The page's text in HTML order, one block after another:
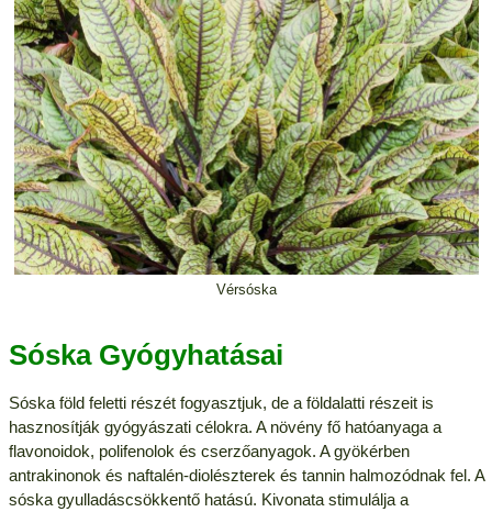
Vérsóska
Sóska Gyógyhatásai
Sóska föld feletti részét fogyasztjuk, de a földalatti részeit is
hasznosítják gyógyászati célokra. A növény fő hatóanyaga a
flavonoidok, polifenolok és cserzőanyagok. A gyökérben
antrakinonok és naftalén-diolészterek és tannin halmozódnak fel. A
sóska gyulladáscsökkentő hatású. Kivonata stimulálja a